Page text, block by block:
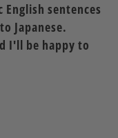
ル
を
友
sentences
Japanese.
I'll be happy to